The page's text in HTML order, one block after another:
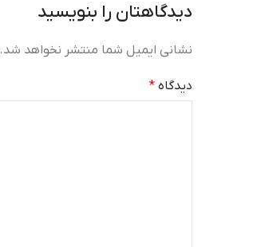
دیدگاهتان را بنویسید
نشانی ایمیل شما منتشر نخواهد شد.
دیدگاه *